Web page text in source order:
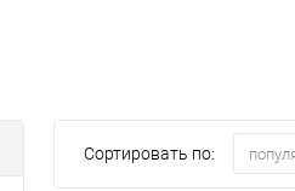
Сортировать по: